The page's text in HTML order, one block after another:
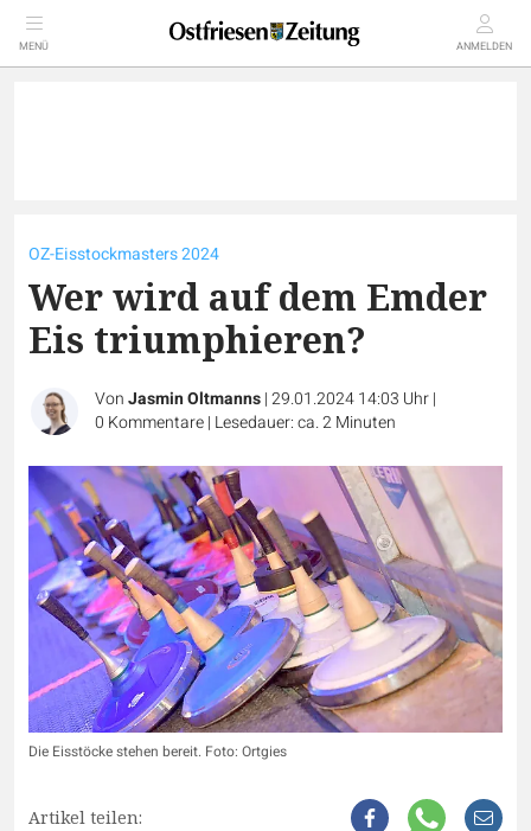
MENÜ ANMELDEN
OZ-Eisstockmasters 2024
Wer wird auf dem Emder
Eis triumphieren?
VonJasmin Oltmanns|29.01.2024 14:03 Uhr|
0 Kommentare| Lesedauer: ca. 2 Minuten
Die Eisstöcke stehen bereit. Foto: Ortgies
Artikel teilen: